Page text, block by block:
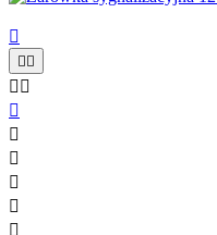

 
 





